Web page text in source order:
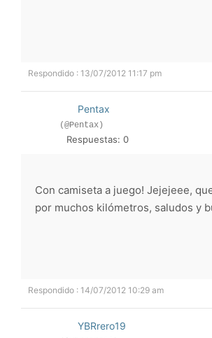
Respondido : 13/07/2012 11:17 pm
Pentax
(@Pentax)
Respuestas: 0
Con camiseta a juego! Jejejeee,
por muchos kilómetros, saludos y
Respondido : 14/07/2012 10:29 am
YBRrero19